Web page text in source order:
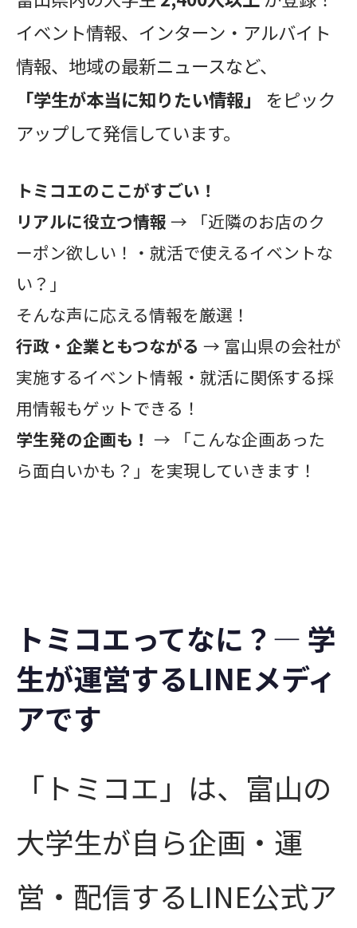
イベント情報、インターン・アルバイト
情報、地域の最新ニュースなど、
「学生が本当に知りたい情報」
をピック
アップして発信しています。
トミコエのここがすごい！
リアルに役立つ情報 → 「近隣のお店のク
ーポン欲しい！・就活で使えるイベントな
い？」
そんな声に応える情報を厳選！
行政・企業ともつながる → 富山県の会社が
実施するイベント情報・就活に関係する採
用情報もゲットできる！
学生発の企画も！ → 「こんな企画あった
ら面白いかも？」を実現していきます！
トミコエってなに？― 学
生が運営するLINEメディ
アです
「トミコエ」は、富山の
大学生が自ら企画・運
営・配信するLINE公式ア